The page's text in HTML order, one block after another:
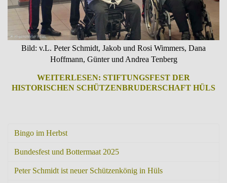
Bild: v.L. Peter Schmidt, Jakob und Rosi Wimmers, Dana
Hoffmann, Günter und Andrea Tenberg
WEITERLESEN: STIFTUNGSFEST DER
HISTORISCHEN SCHÜTZENBRUDERSCHAFT HÜLS
Bingo im Herbst
Bundesfest und Bottermaat 2025
Peter Schmidt ist neuer Schützenkönig in Hüls